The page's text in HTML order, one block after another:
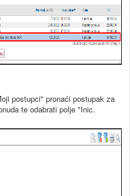
postupci" pronaći postupak za
te odabrati polje "Inic.